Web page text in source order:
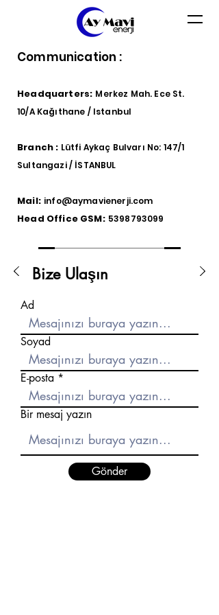
Communication :
Headquarters: Merkez Mah. Ece St.
10/A Kağıthane / Istanbul
Branch : Lütfi Aykaç Bulvarı No: 147/1
Sultangazi / İSTANBUL
Mail: info@aymavienerji.com
Head Office GSM: 5398793099
Bize Ulaşın
Ad
Soyad
E-posta
Bir mesaj yazın
Gönder